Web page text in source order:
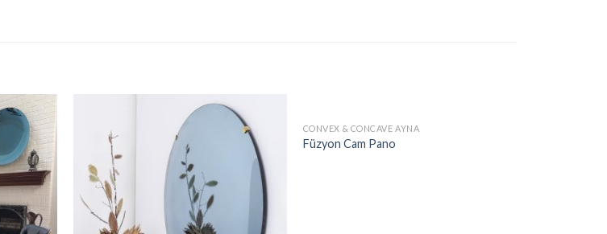
CONVEX & CONCAVE AYNA
Füzyon Cam Pano